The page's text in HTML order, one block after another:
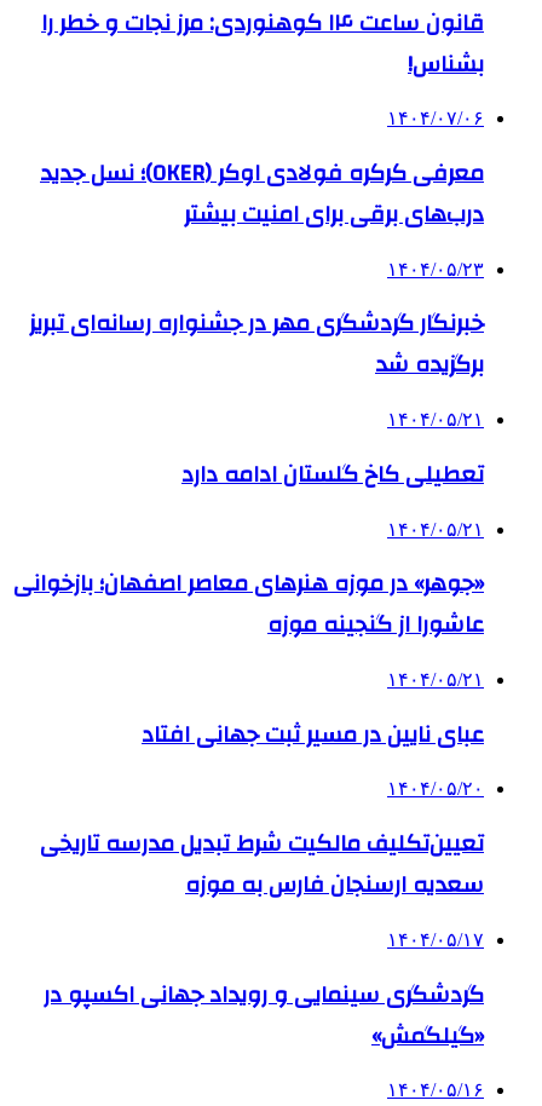
قانون ساعت ۱۴ کوهنوردی: مرز نجات و خطر را
بشناس!
۱۴۰۴/۰۷/۰۶
معرفی کرکره فولادی اوکر (OKER)؛ نسل جدید
درب‌های برقی برای امنیت بیشتر
۱۴۰۴/۰۵/۲۳
خبرنگار گردشگری مهر در جشنواره رسانه‌ای تبریز
برگزیده شد
۱۴۰۴/۰۵/۲۱
تعطیلی کاخ گلستان ادامه دارد
۱۴۰۴/۰۵/۲۱
«جوهر» در موزه هنرهای معاصر اصفهان؛ بازخوانی
عاشورا از گنجینه موزه
۱۴۰۴/۰۵/۲۱
عبای نایین در مسیر ثبت جهانی افتاد
۱۴۰۴/۰۵/۲۰
تعیین‌تکلیف مالکیت شرط تبدیل مدرسه تاریخی
سعدیه ارسنجان فارس به موزه
۱۴۰۴/۰۵/۱۷
گردشگری سینمایی و رویداد جهانی اکسپو در
«گیلگمش»
۱۴۰۴/۰۵/۱۶